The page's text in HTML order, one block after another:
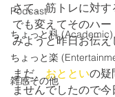
Podcast
ちょっと科 (Academic)
ちょっと楽
雑感その他
さて、筋トレに対
でも変えてそのハー
みようと昨日お伝え
まだ、 おとといの疑
ませんでしたので